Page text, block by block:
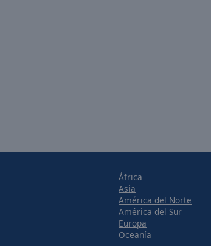
África
Asia
América del Norte
América del Sur
Europa
Oceanía